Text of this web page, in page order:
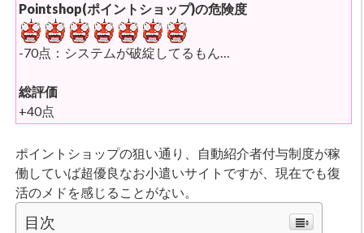
Pointshop(ポイントショップ)の危険度
-70点：システムが破綻してるもん…
総評価
+40点
ポイントショップの狙い通り、自動紹介者付与制度が稼
働していば超優良なお小遣いサイトですが、現在でも復
活のメドを感じることがない。
目次